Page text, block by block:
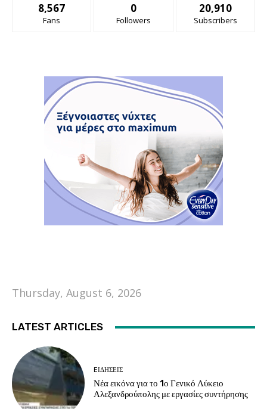
8,567
Fans
0
Followers
20,910
Subscribers
Thursday, August 6, 2026
LATEST ARTICLES
EΙΔΗΣΕΙΣ
Νέα εικόνα για το 1ο Γενικό Λύκειο
Αλεξανδρούπολης με εργασίες συντήρησης